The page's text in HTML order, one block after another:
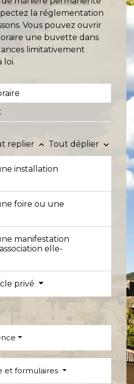
la réglementation
Vous pouvez ouvrir
une buvette dans
limitativement
loi.
replier keyboard_arrow_up Tout déplier keyboard_arrow_down
installation
foire ou une
manifestation
elle-
privé
et formulaires